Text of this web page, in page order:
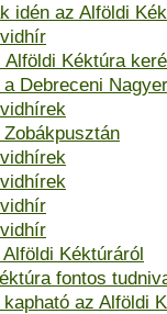
idén az Alföldi
Alföldi Kéktúra
Debreceni
Kéktúráról
fontos
kapható az Alföldi